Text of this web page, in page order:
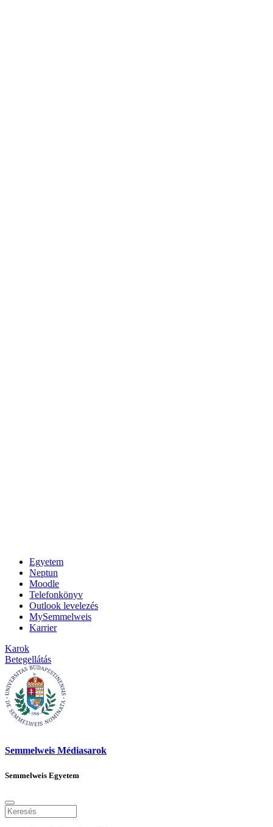
Egyetem
Neptun
Moodle
Telefonkönyv
Outlook levelezés
MySemmelweis
Karrier
Karok
Betegellátás
Semmelweis Médiasarok
Semmelweis Egyetem